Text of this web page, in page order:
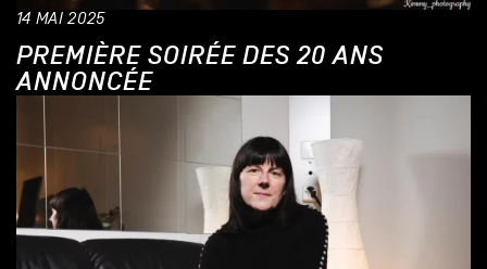
14 MAI 2025
PREMIÈRE SOIRÉE DES 20 ANS
ANNONCÉE